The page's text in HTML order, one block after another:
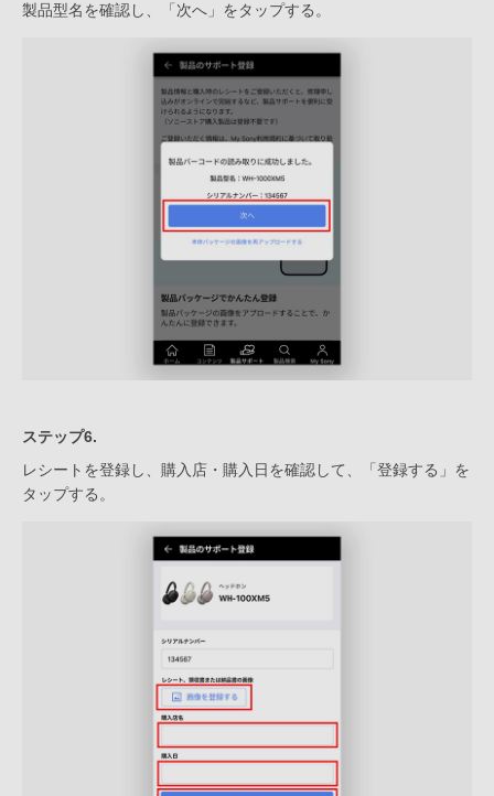
製品型名を確認し、「次へ」をタップする。
ステップ6.
レシートを登録し、購入店・購入日を確認して、「登録する」を
タップする。